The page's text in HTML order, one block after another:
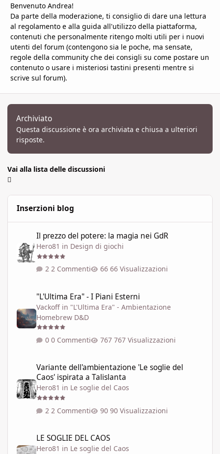
Benvenuto Andrea!
Da parte della moderazione, ti consiglio di dare una lettura
al regolamento e alla guida all'utilizzo della piattaforma,
contenuti che personalmente ritengo molti utili per i nuovi
utenti del forum (contengono sia le poche, ma sensate,
regole della community che dei consigli su come postare un
contenuto o usare i misteriosi tastini presenti mentre si
scrive sul forum).
Archiviato
Questa discussione è ora archiviata e chiusa a ulteriori
risposte.
Vai alla lista delle discussioni
Inserzioni blog
Il prezzo del potere: la magia nei GdR
Hero81 in Design di giochi
2 Commenti 66 Visualizzazioni
"L'Ultima Era" - I Piani Esterni
Vackoff in "L'Ultima Era" - Ambientazione
Homebrew D&D
0 Commenti 767 Visualizzazioni
Variante dell'ambientazione 'Le soglie del
Caos' ispirata a Talislanta
Hero81 in Le soglie del Caos
2 Commenti 90 Visualizzazioni
LE SOGLIE DEL CAOS
Hero81 in Le soglie del Caos